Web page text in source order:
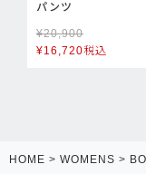
パンツ
¥20,900
¥16,720税込
HOME WOMENS